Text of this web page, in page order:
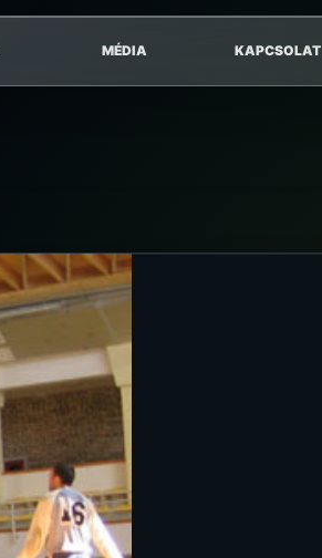
MÉDIA KAPCSOLAT